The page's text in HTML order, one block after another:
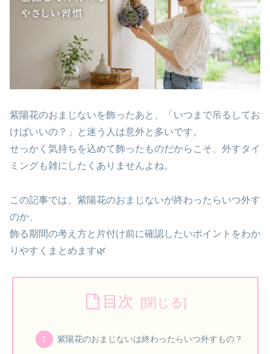
紫陽花のおまじないを飾ったあと、「いつまで吊るしてお
けばいいの？」と迷う人は意外と多いです。
せっかく気持ちを込めて飾ったものだからこそ、外すタイ
ミングも雑にしたくありませんよね。
この記事では、紫陽花のおまじないが終わったらいつ外す
のか、
飾る期間の考え方と片付け前に確認したいポイントをわか
りやすくまとめます🌿
目次
紫陽花のおまじないは終わったらいつ外すもの？